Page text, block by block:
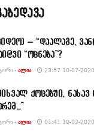
– “დაალაგე,
“ოცნება”?
- ᲐᲚᲘᲐ 23:57 10-07-2020
ქოცებში, ნახავ
- ᲐᲚᲘᲐ 01:41 10-02-2020